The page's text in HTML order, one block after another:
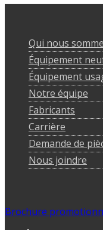
Qui nous
Équipement
Équipement
Notre équipe
Fabricants
Carrière
Demande de
Nous joindre
Brochure